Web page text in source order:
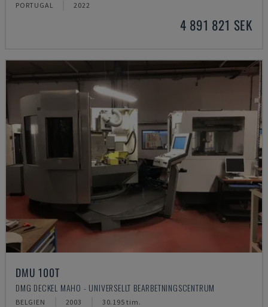
PORTUGAL 2022
4 891 821 SEK
DMU 100T
DMG DECKEL MAHO - UNIVERSELLT BEARBETNINGSCENTRUM
BELGIEN 2003 30.195 tim.